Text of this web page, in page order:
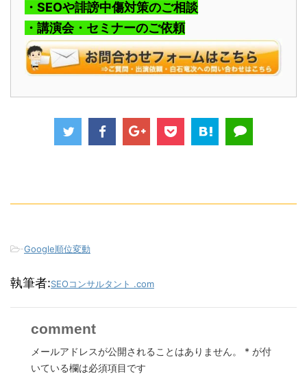
・SEOや誹謗中傷対策のご相談
・講演会・セミナーのご依頼
-Google順位変動
執筆者:SEOコンサルタント .com
comment
メールアドレスが公開されることはありません。 * が付
いている欄は必須項目です